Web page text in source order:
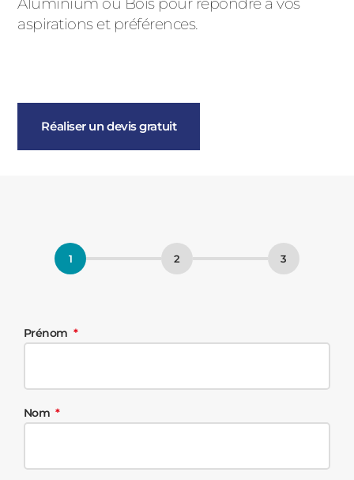
aspirations et préférences.
Réaliser un devis gratuit
Prénom
Nom